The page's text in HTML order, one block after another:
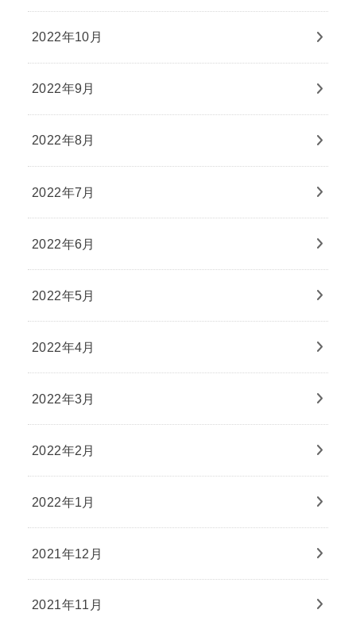
2022年10月
2022年9月
2022年8月
2022年7月
2022年6月
2022年5月
2022年4月
2022年3月
2022年2月
2022年1月
2021年12月
2021年11月